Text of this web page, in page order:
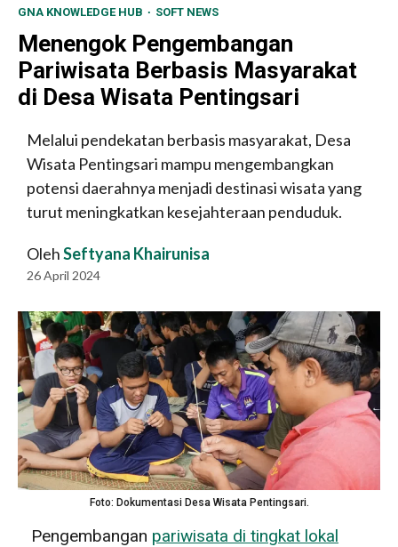
GNA KNOWLEDGE HUB SOFT NEWS
Menengok Pengembangan
Pariwisata Berbasis Masyarakat
di Desa Wisata Pentingsari
Melalui pendekatan berbasis masyarakat, Desa
Wisata Pentingsari mampu mengembangkan
potensi daerahnya menjadi destinasi wisata yang
turut meningkatkan kesejahteraan penduduk.
OlehSeftyana Khairunisa
26 April 2024
Foto: Dokumentasi Desa Wisata Pentingsari.
Pengembangan pariwisata di tingkat lokal